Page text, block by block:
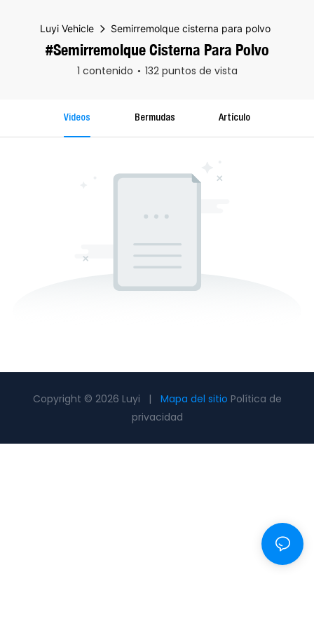
Luyi Vehicle Semirremolque cisterna para polvo
#Semirremolque Cisterna Para Polvo
1 contenido 132 puntos de vista
Videos Bermudas Artículo
Copyright © 2026 Luyi | Mapa del sitio Política de
privacidad